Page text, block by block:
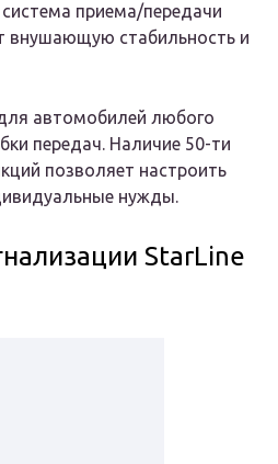
приема/передачи
внушающую стабильность и
автомобилей любого
передач. Наличие 50-ти
позволяет настроить
нужды.
StarLine